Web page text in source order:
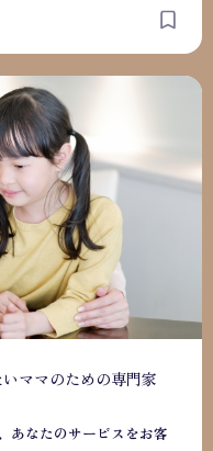
ママのための専門家
あなたのサービスをお客
て、あなたのサービス